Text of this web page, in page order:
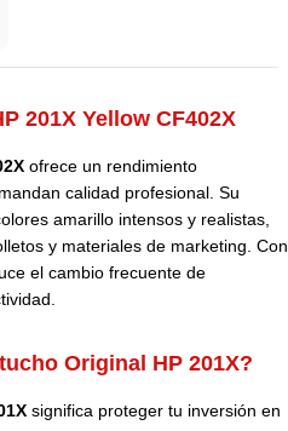
201X Yellow CF402X
ofrece un rendimiento
calidad profesional. Su
amarillo intensos y realistas,
y materiales de marketing. Con
el cambio frecuente de
Original HP 201X?
significa proteger tu inversión en